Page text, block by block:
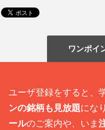
ワンポイ
ユーザ登録をすると、
ンの銘柄も見放題にな
ールのご案内や、いま